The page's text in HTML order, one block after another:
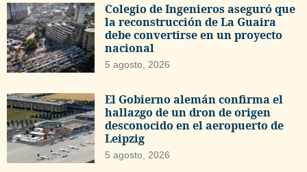
Colegio de Ingenieros aseguró que
la reconstrucción de La Guaira
debe convertirse en un proyecto
nacional
5 agosto, 2026
El Gobierno alemán confirma el
hallazgo de un dron de origen
desconocido en el aeropuerto de
Leipzig
5 agosto, 2026